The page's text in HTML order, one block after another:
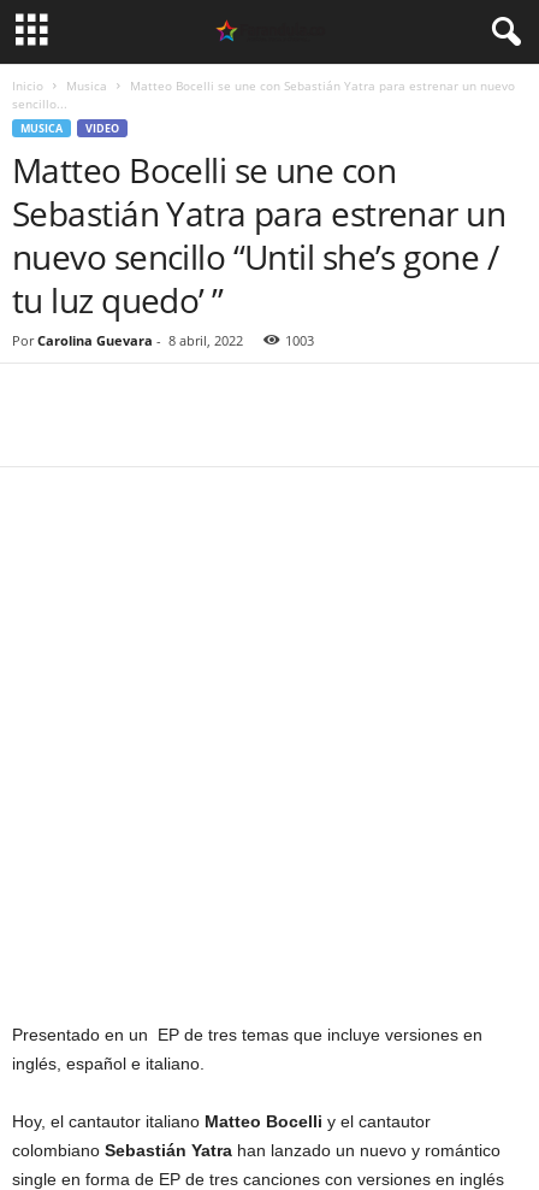
Inicio Musica
Matteo Bocelli se une con Sebastián Yatra para estrenar un nuevo
sencillo...
MUSICA VIDEO
Matteo Bocelli se une con
Sebastián Yatra para estrenar un
nuevo sencillo “Until she’s gone /
tu luz quedo’ ”
Por Carolina Guevara - 8 abril, 2022 1003
Presentado en un EP de tres temas que incluye versiones en
inglés, español e italiano.
Hoy, el cantautor italiano Matteo Bocelli y el cantautor
colombiano Sebastián Yatra han lanzado un nuevo y romántico
single en forma de EP de tres canciones con versiones en inglés